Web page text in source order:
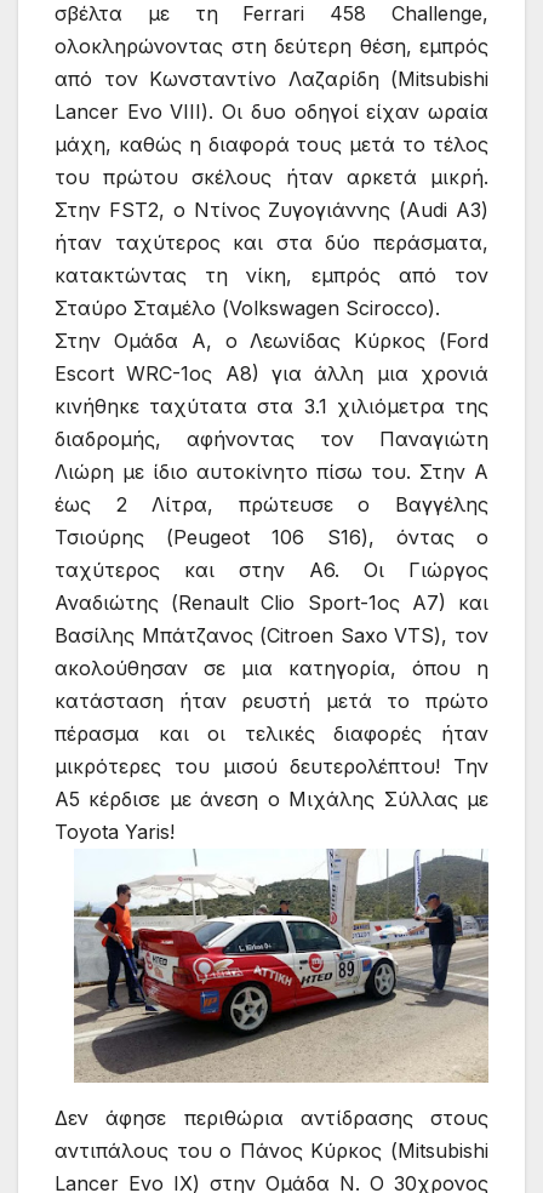
σβέλτα με τη Ferrari 458 Challenge,
ολοκληρώνοντας στη δεύτερη θέση, εμπρός
από τον Κωνσταντίνο Λαζαρίδη (Mitsubishi
Lancer Evo VIII). Οι δυο οδηγοί είχαν ωραία
μάχη, καθώς η διαφορά τους μετά το τέλος
του πρώτου σκέλους ήταν αρκετά μικρή.
Στην FST2, ο Ντίνος Ζυγογιάννης (Audi A3)
ήταν ταχύτερος και στα δύο περάσματα,
κατακτώντας τη νίκη, εμπρός από τον
Σταύρο Σταμέλο (Volkswagen Scirocco).
Στην Ομάδα Α, ο Λεωνίδας Κύρκος (Ford
Escort WRC-1ος Α8) για άλλη μια χρονιά
κινήθηκε ταχύτατα στα 3.1 χιλιόμετρα της
διαδρομής, αφήνοντας τον Παναγιώτη
Λιώρη με ίδιο αυτοκίνητο πίσω του. Στην Α
έως 2 Λίτρα, πρώτευσε ο Βαγγέλης
Τσιούρης (Peugeot 106 S16), όντας ο
ταχύτερος και στην Α6. Οι Γιώργος
Αναδιώτης (Renault Clio Sport-1ος Α7) και
Βασίλης Μπάτζανος (Citroen Saxo VTS), τον
ακολούθησαν σε μια κατηγορία, όπου η
κατάσταση ήταν ρευστή μετά το πρώτο
πέρασμα και οι τελικές διαφορές ήταν
μικρότερες του μισού δευτερολέπτου! Την
Α5 κέρδισε με άνεση ο Μιχάλης Σύλλας με
Toyota Yaris!
Δεν άφησε περιθώρια αντίδρασης στους
αντιπάλους του ο Πάνος Κύρκος (Mitsubishi
Lancer Evo IX) στην Ομάδα Ν. Ο 30χρονος